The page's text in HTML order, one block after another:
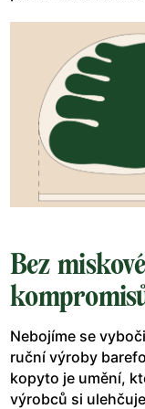
Bez
Nebojíme se
ruční výroby
kopyto je umění,
výrobců si